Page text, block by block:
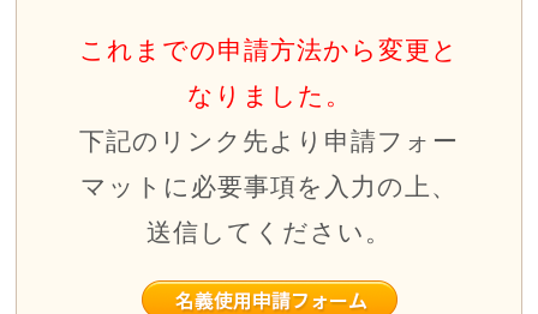
これまでの申請方法から変更と
なりました。
下記のリンク先より申請フォー
マットに必要事項を入力の上、
送信してください。